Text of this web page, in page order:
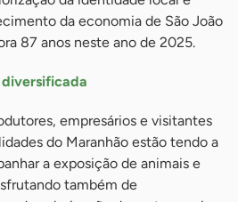
da economia de São João
87 anos neste ano de 2025.
empresários e visitantes
do Maranhão estão tendo a
a exposição de animais e
também de